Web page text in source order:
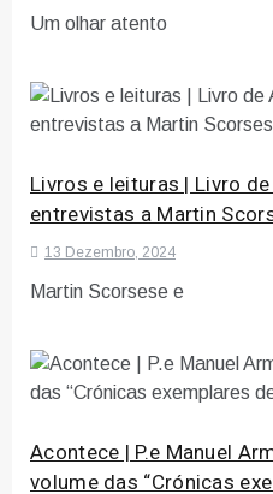
Um olhar atento
Livros e leituras | Livro
entrevistas a Martin
13 Dezembro, 2024
Martin Scorsese e
Acontece | P.e Manuel
volume das “Crónicas